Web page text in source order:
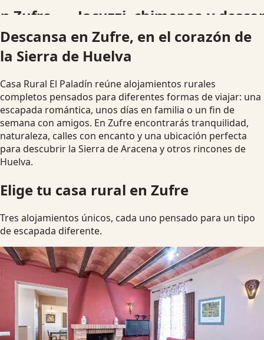
Jacuzzi, chimenea y desconexión
Alojamientos pensados para parejas, familias y grupos que
buscan una escapada rural diferente.
Ver disponibilidadEscapada romántica
Descansa en Zufre, en el corazón de
la Sierra de Huelva
Casa Rural El Paladín reúne alojamientos rurales
completos pensados para diferentes formas de viajar: una
escapada romántica, unos días en familia o un fin de
semana con amigos. En Zufre encontrarás tranquilidad,
naturaleza, calles con encanto y una ubicación perfecta
para descubrir la Sierra de Aracena y otros rincones de
Huelva.
Elige tu casa rural en Zufre
Tres alojamientos únicos, cada uno pensado para un tipo
de escapada diferente.